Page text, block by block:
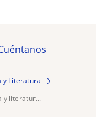
y Literatura
y literatur...